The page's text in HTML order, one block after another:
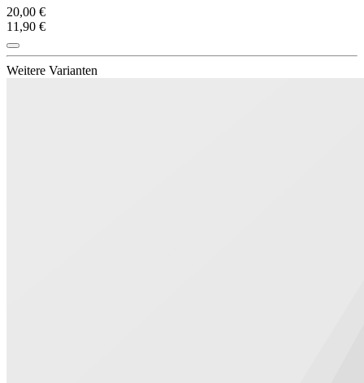
20,00 €
11,90 €
Weitere Varianten